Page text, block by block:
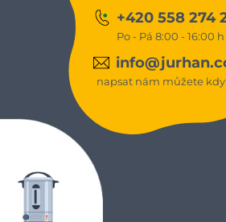
+420 558 274
Po - Pá 8:00 - 16:00 h
napsat nám můžete